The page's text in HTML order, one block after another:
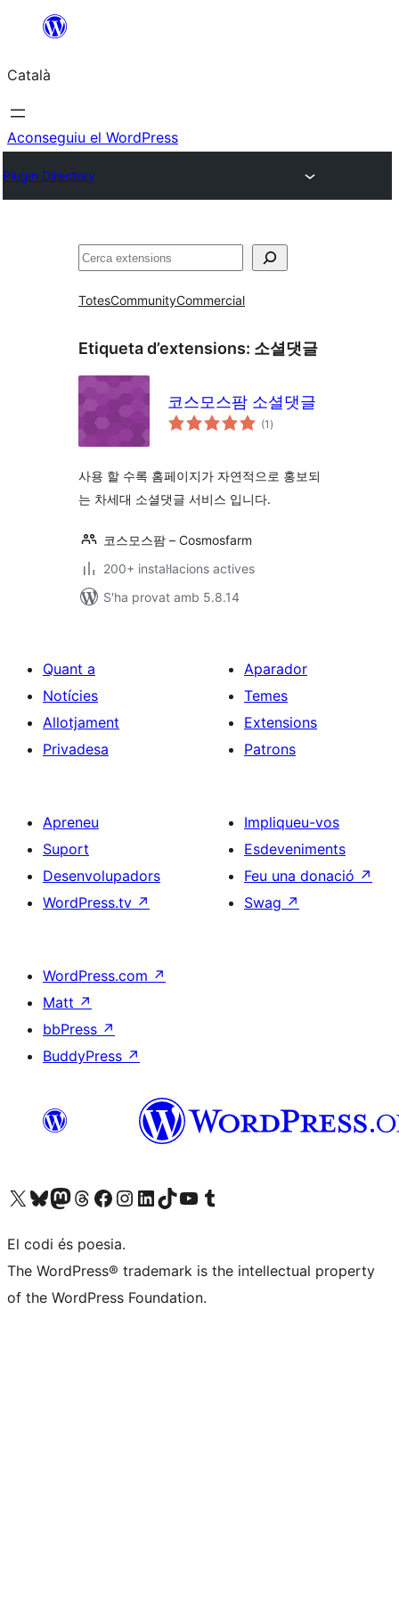
contingut
Català
Aconseguiu el WordPress
Plugin Directory
Cerca
TotesCommunityCommercial
Etiqueta d’extensions: 소셜댓글
코스모스팜 소셜댓글
(1 puntuacions
totals
)
사용 할 수록 홈페이지가 자연적으로 홍보되
는 차세대 소셜댓글 서비스 입니다.
코스모스팜 – Cosmosfarm
200+ instal·lacions actives
S'ha provat amb 5.8.14
Quant a
Notícies
Allotjament
Privadesa
Aparador
Temes
Extensions
Patrons
Apreneu
Suport
Desenvolupadors
WordPress.tv ↗
Impliqueu-vos
Esdeveniments
Feu una donació ↗
Swag ↗
WordPress.com ↗
Matt ↗
bbPress ↗
BuddyPress ↗
Visiteu el nostre compte X (abans Twitter)
Visiteu el nostre compte de Bluesky
Visiteu el nostre compte al Mastodon
Visiteu el nostre compte de Threads
Visiteu la nostra pàgina al Facebook
Visiteu el nostre compte d'Instagram
Visiteu el nostre compte de LinkedIn
Visiteu el nostre compte de TikTok
Visiteu el nostre canal al YouTube
Visiteu el nostre compte de Tumblr
El codi és poesia.
The WordPress® trademark is the intellectual property
of the WordPress Foundation.